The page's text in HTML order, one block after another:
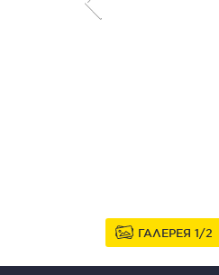
ГАЛЕРЕЯ 1 2